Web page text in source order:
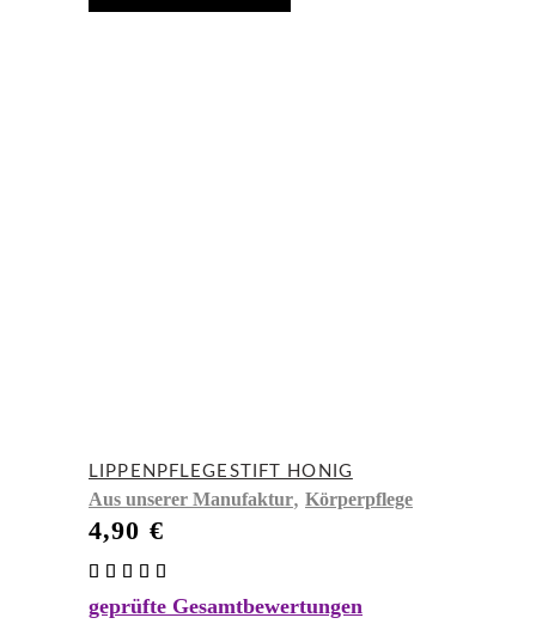
LIPPENPFLEGESTIFT HONIG
Aus unserer Manufaktur, Körperpflege
4,90 €
5.00
geprüfte Gesamtbewertungen